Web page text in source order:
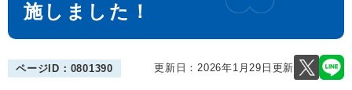
施しました！
ページID：0801390 更新日：2026年1月29日更新